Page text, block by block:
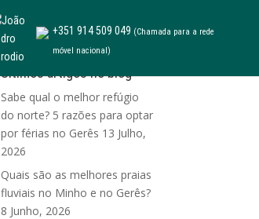
+351 914 509 049 (Chamada para a rede
móvel nacional)
Últimos artigos no blog
Sabe qual o melhor refúgio
do norte? 5 razões para optar
por férias no Gerês 13 Julho,
2026
Quais são as melhores praias
fluviais no Minho e no Gerês?
8 Junho, 2026